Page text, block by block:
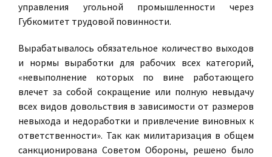
управления угольной промышленности через
Губкомитет трудовой повинности.
Вырабатывалось обязательное количество выходов
и нормы выработки для рабочих всех категорий,
«невыполнение которых по вине работающего
влечет за собой сокращение или полную невыдачу
всех видов довольствия в зависимости от размеров
невыхода и недоработки и привлечение виновных к
ответственности». Так как милитаризация в общем
санкционирована Советом Обороны, решено было